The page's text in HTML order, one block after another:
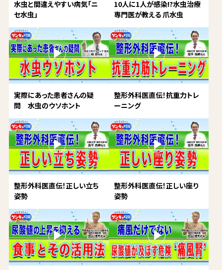
水虫と間違えやすい病気「ニ
セ水虫」
10人に1人が感染!?水虫治療
専門医が教える 爪水虫
実際にあった患者さんの疑
問 水虫のウソホント
整形外科医直伝！抗重力トレ
ーニング
整形外科医直伝！正しい立ち
姿勢
整形外科医直伝！正しい座り
姿勢